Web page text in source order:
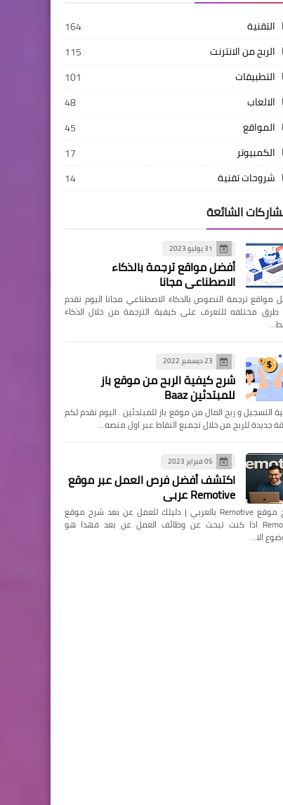
التقنية
164
الربح من الانترنت
115
التطبيقات
101
الالعاب
48
المواقع
45
الكمبيوتر
17
شروحات تقنية
14
الشائعة
31 يوليو 2023
أفضل مواقع ترجمة بالذكاء
الاصطناعي مجانا
مواقع ترجمة النصوص بالذكاء الاصطناعي مجانا اليوم نقدم
طرق مختلفه للتعرف على كيفية الترجمة من خلال الذكاء
23 ديسمبر 2022
شرح كيفية الربح من موقع باز
للمبتدئين Baaz
التسجيل و ربح المال من موقع باز للمبتدئين . اليوم نقدم لكم
جديدة للربح من خلال تجميع النقاط عبر اول منصه…
05 فبراير 2023
اكتشف أفضل فرص العمل عبر موقع
Remotive عربي
شرح موقع Remotive بالعربي | دليلك للعمل عن بعد شرح موقع
Remotive اذا كنت تبحث عن وظائف العمل عن بعد فهذا هو
الا…